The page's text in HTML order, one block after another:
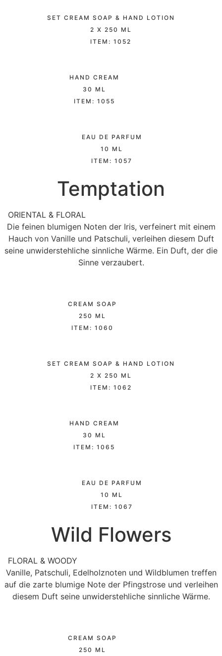
SET CREAM SOAP & HAND LOTION
2 X 250 ML
ITEM: 1052
HAND CREAM
30 ML
ITEM: 1055
EAU DE PARFUM
10 ML
ITEM: 1057
Temptation
ORIENTAL & FLORAL
Die feinen blumigen Noten der Iris, verfeinert mit einem
Hauch von Vanille und Patschuli, verleihen diesem Duft
seine unwiderstehliche sinnliche Wärme. Ein Duft, der die
Sinne verzaubert.
CREAM SOAP
250 ML
ITEM: 1060
SET CREAM SOAP & HAND LOTION
2 X 250 ML
ITEM: 1062
HAND CREAM
30 ML
ITEM: 1065
EAU DE PARFUM
10 ML
ITEM: 1067
Wild Flowers
FLORAL & WOODY
Vanille, Patschuli, Edelholznoten und Wildblumen treffen
auf die zarte blumige Note der Pfingstrose und verleihen
diesem Duft seine unwiderstehliche sinnliche Wärme.
CREAM SOAP
250 ML